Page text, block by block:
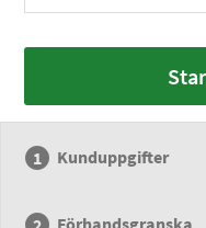
Kunduppgifter
Förhandsgranska